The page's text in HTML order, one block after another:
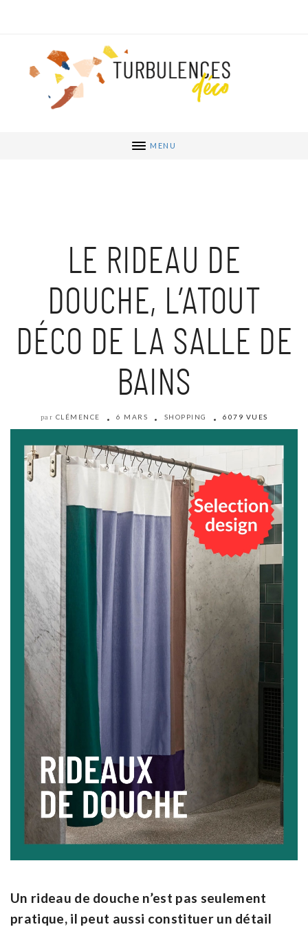
MENU
LE RIDEAU DE
DOUCHE, L’ATOUT
DÉCO DE LA SALLE DE
BAINS
par CLÉMENCE 6 MARS SHOPPING 6079 VUES
Un rideau de douche n’est pas seulement
pratique, il peut aussi constituer un détail